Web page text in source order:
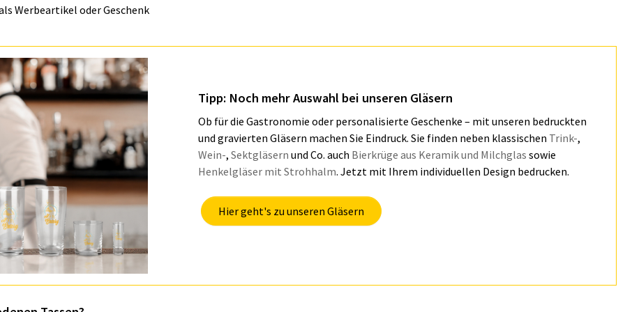
Werbeartikel oder Geschenk
Tipp: Noch mehr Auswahl bei unseren Gläsern
Ob für die Gastronomie oder personalisierte Geschenke – mit unseren bedruckten
und gravierten Gläsern machen Sie Eindruck. Sie finden neben klassischen Trink-,
Wein-, Sektgläsern und Co. auch Bierkrüge aus Keramik und Milchglas sowie
Henkelgläser mit Strohhalm. Jetzt mit Ihrem individuellen Design bedrucken.
Hier geht's zu unseren Gläsern